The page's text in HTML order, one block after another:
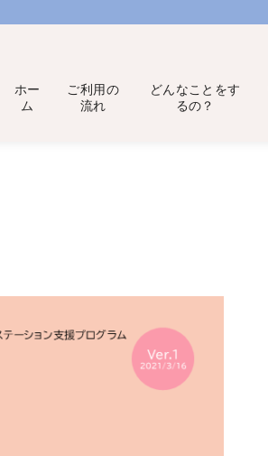
ホー
ム
ご利用の
流れ
どんなことをす
るの？